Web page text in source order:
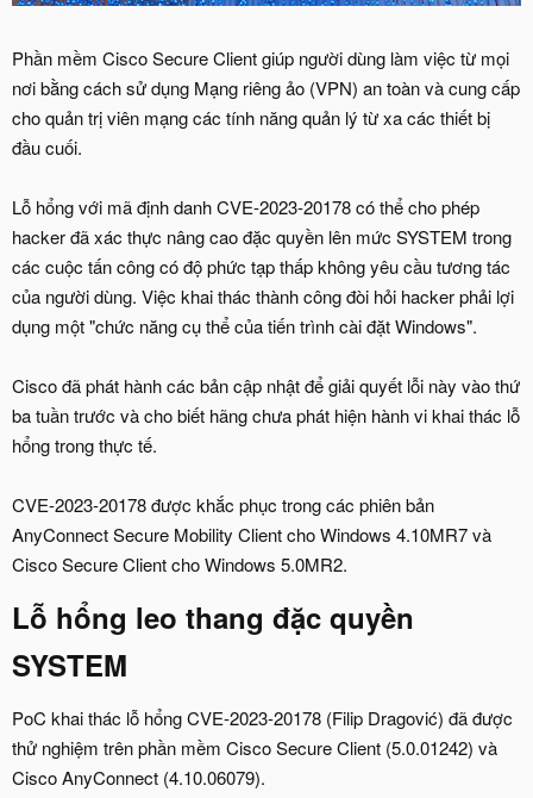
Phần mềm Cisco Secure Client giúp người dùng làm việc từ mọi
nơi bằng cách sử dụng Mạng riêng ảo (VPN) an toàn và cung cấp
cho quản trị viên mạng các tính năng quản lý từ xa các thiết bị
đầu cuối.
Lỗ hổng với mã định danh CVE-2023-20178 có thể cho phép
hacker đã xác thực nâng cao đặc quyền lên mức SYSTEM trong
các cuộc tấn công có độ phức tạp thấp không yêu cầu tương tác
của người dùng. Việc khai thác thành công đòi hỏi hacker phải lợi
dụng một "chức năng cụ thể của tiến trình cài đặt Windows".
Cisco đã phát hành các bản cập nhật để giải quyết lỗi này vào thứ
ba tuần trước và cho biết hãng chưa phát hiện hành vi khai thác lỗ
hổng trong thực tế.
CVE-2023-20178 được khắc phục trong các phiên bản
AnyConnect Secure Mobility Client cho Windows 4.10MR7 và
Cisco Secure Client cho Windows 5.0MR2.
Lỗ hổng leo thang đặc quyền
SYSTEM
PoC khai thác lỗ hổng CVE-2023-20178 (Filip Dragović) đã được
thử nghiệm trên phần mềm Cisco Secure Client (5.0.01242) và
Cisco AnyConnect (4.10.06079).